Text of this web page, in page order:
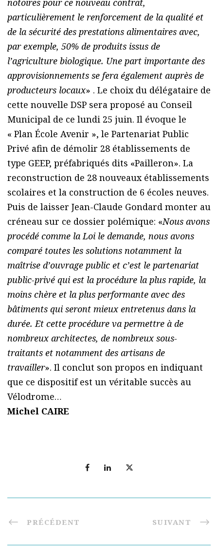
notoires pour ce nouveau contrat,
particulièrement le renforcement de la qualité et
de la sécurité des prestations alimentaires avec,
par exemple, 50% de produits issus de
l’agriculture biologique. Une part importante des
approvisionnements se fera également auprès de
producteurs locaux» . Le choix du délégataire de
cette nouvelle DSP sera proposé au Conseil
Municipal de ce lundi 25 juin. Il évoque le
« Plan École Avenir », le Partenariat Public
Privé afin de démolir 28 établissements de
type GEEP, préfabriqués dits «Pailleron». La
reconstruction de 28 nouveaux établissements
scolaires et la construction de 6 écoles neuves.
Puis de laisser Jean-Claude Gondard monter au
créneau sur ce dossier polémique: «Nous avons
procédé comme la Loi le demande, nous avons
comparé toutes les solutions notamment la
maîtrise d’ouvrage public et c’est le partenariat
public-privé qui est la procédure la plus rapide, la
moins chère et la plus performante avec des
bâtiments qui seront mieux entretenus dans la
durée. Et cette procédure va permettre à de
nombreux architectes, de nombreux sous-
traitants et notamment des artisans de
travailler». Il conclut son propos en indiquant
que ce dispositif est un véritable succès au
Vélodrome…
Michel CAIRE
PRÉCÉDENT SUIVANT